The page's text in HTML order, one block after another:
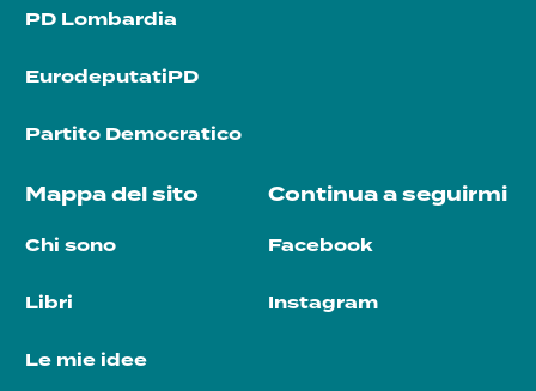
PD Lombardia
EurodeputatiPD
Partito Democratico
Mappa del sito
Chi sono
Libri
Le mie idee
Continua a seguirmi
Facebook
Instagram